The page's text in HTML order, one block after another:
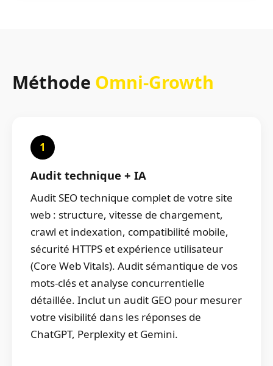
Méthode Omni-Growth
1
Audit technique + IA
Audit SEO technique complet de votre site
web : structure, vitesse de chargement,
crawl et indexation, compatibilité mobile,
sécurité HTTPS et expérience utilisateur
(Core Web Vitals). Audit sémantique de vos
mots-clés et analyse concurrentielle
détaillée. Inclut un audit GEO pour mesurer
votre visibilité dans les réponses de
ChatGPT, Perplexity et Gemini.